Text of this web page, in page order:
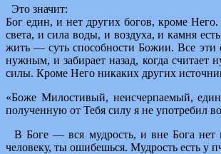
Это значит:
Бог един, и нет других богов, кроме
света, и сила воды, и воздуха, и камня
жить — суть способности Божии. Все эти
нужным, и забирает назад, когда считает
силы. Кроме Него никаких других
«Боже Милостивый, неисчерпаемый,
полученную от Тебя силу я не употребил
В Боге — вся мудрость, и вне Бога нет
человеку, ты ошибешься. Мудрость есть у